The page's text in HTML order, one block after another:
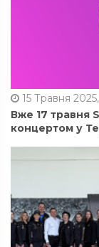
15 Травня
Вже 17 травня
концертом у